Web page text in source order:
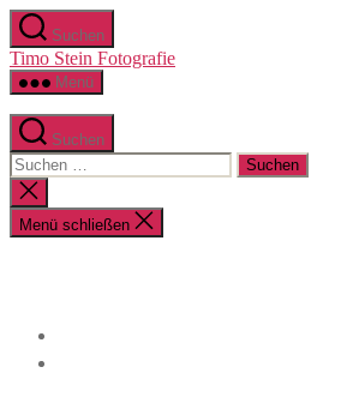
Zum
Inhalt
springen
Suchen
Timo Stein Fotografie
Menü
Suchen
Suchen
nach:
Suche
schließen
Menü schließen